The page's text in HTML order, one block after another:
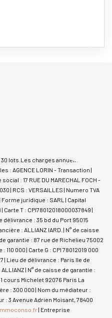
lots.Les charges annuelles sont de
: AGENCE LORIN - Transaction |
: 17 RUE DU MARECHAL FOCH -
| RCS : VERSAILLES | Numero TVA
juridique : SARL | Capital
| Carte T : CPI78012018000037849 |
délivrance : 35 bd du Port 95015
: ALLIANZ IARD. | N° de caisse
garantie : 87 rue de Richelieu 75002
000 | Carte G : CPI 78012019 000
| Lieu de délivrance : Paris Ile de
| N° de caisse de garantie :
cours Michelet 92076 Paris La
: 300 000 | Nom du médiateur :
: 3 Avenue Adrien Moisant, 78400
| Entreprise